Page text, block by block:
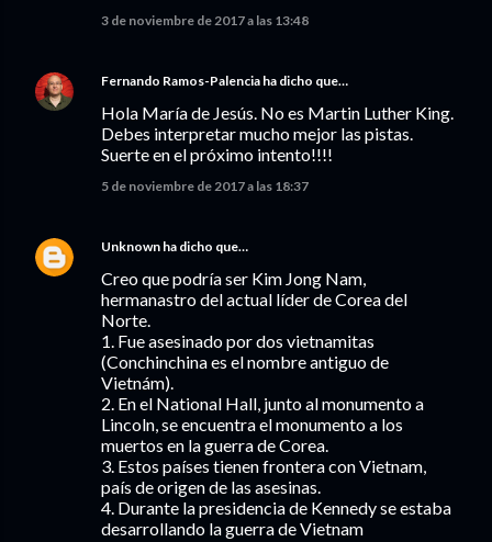
3 de noviembre de 2017 a las 13:48
Fernando Ramos-Palencia ha dicho que…
Hola María de Jesús. No es Martin Luther King.
Debes interpretar mucho mejor las pistas.
Suerte en el próximo intento!!!!
5 de noviembre de 2017 a las 18:37
Unknown ha dicho que…
Creo que podría ser Kim Jong Nam,
hermanastro del actual líder de Corea del
Norte.
1. Fue asesinado por dos vietnamitas
(Conchinchina es el nombre antiguo de
Vietnám).
2. En el National Hall, junto al monumento a
Lincoln, se encuentra el monumento a los
muertos en la guerra de Corea.
3. Estos países tienen frontera con Vietnam,
país de origen de las asesinas.
4. Durante la presidencia de Kennedy se estaba
desarrollando la guerra de Vietnam